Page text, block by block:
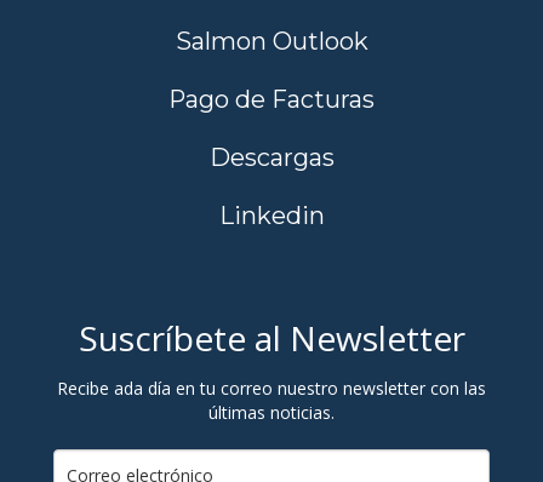
Salmon Outlook
Pago de Facturas
Descargas
Linkedin
Suscríbete al Newsletter
Recibe ada día en tu correo nuestro newsletter con las
últimas noticias.